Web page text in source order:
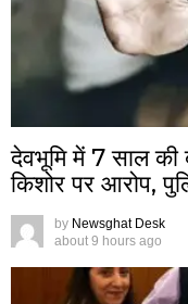
देवभूमि में 7 साल की
किशोर पर आरोप,
by Newsghat Desk
about 9 hours ago